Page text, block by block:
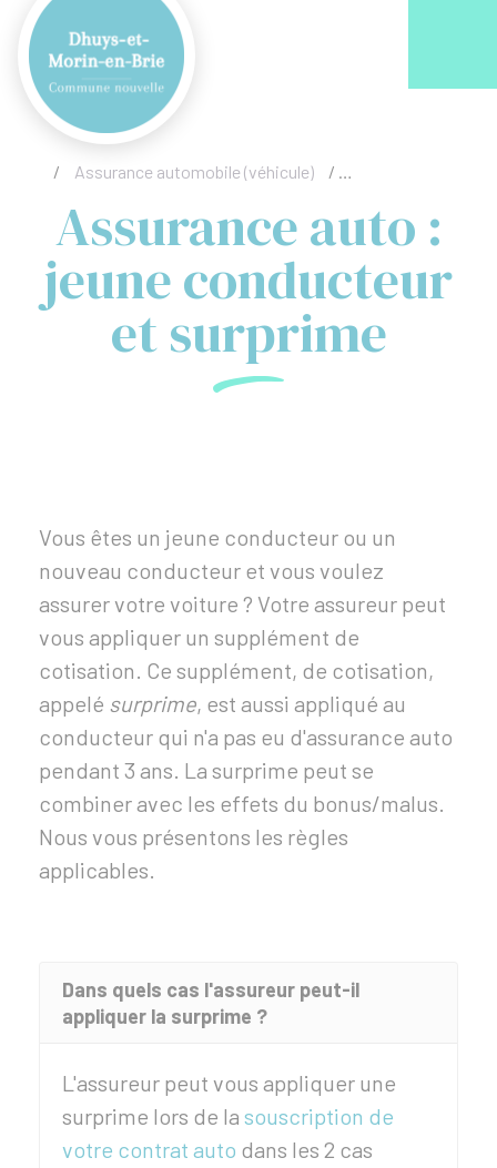
/ Assurance automobile (véhicule) / Assurance auto :
Assurance auto :
jeune conducteur
et surprime
Vous êtes un jeune conducteur ou un
nouveau conducteur et vous voulez
assurer votre voiture ? Votre assureur peut
vous appliquer un supplément de
cotisation. Ce supplément, de cotisation,
appelé surprime, est aussi appliqué au
conducteur qui n'a pas eu d'assurance auto
pendant 3 ans. La surprime peut se
combiner avec les effets du bonus/malus.
Nous vous présentons les règles
applicables.
Dans quels cas l'assureur peut-il
appliquer la surprime ?
L'assureur peut vous appliquer une
surprime lors de la souscription de
votre contrat auto dans les 2 cas